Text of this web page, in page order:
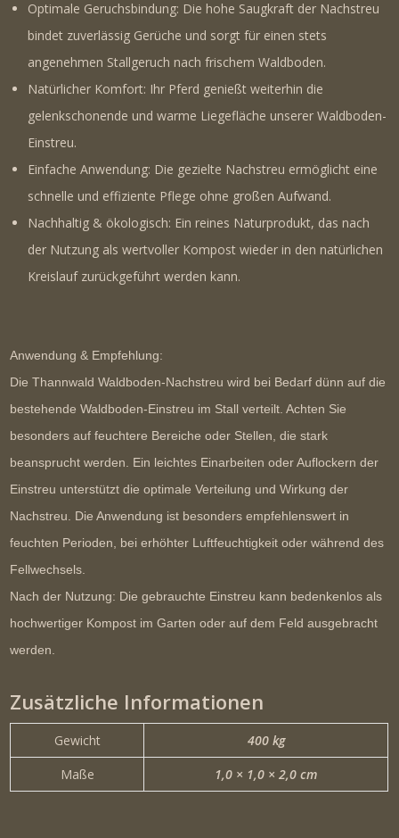
Optimale Geruchsbindung: Die hohe Saugkraft der Nachstreu
bindet zuverlässig Gerüche und sorgt für einen stets
angenehmen Stallgeruch nach frischem Waldboden.
Natürlicher Komfort: Ihr Pferd genießt weiterhin die
gelenkschonende und warme Liegefläche unserer Waldboden-
Einstreu.
Einfache Anwendung: Die gezielte Nachstreu ermöglicht eine
schnelle und effiziente Pflege ohne großen Aufwand.
Nachhaltig & ökologisch: Ein reines Naturprodukt, das nach
der Nutzung als wertvoller Kompost wieder in den natürlichen
Kreislauf zurückgeführt werden kann.
Anwendung & Empfehlung:
Die Thannwald Waldboden-Nachstreu wird bei Bedarf dünn auf die
bestehende Waldboden-Einstreu im Stall verteilt. Achten Sie
besonders auf feuchtere Bereiche oder Stellen, die stark
beansprucht werden. Ein leichtes Einarbeiten oder Auflockern der
Einstreu unterstützt die optimale Verteilung und Wirkung der
Nachstreu. Die Anwendung ist besonders empfehlenswert in
feuchten Perioden, bei erhöhter Luftfeuchtigkeit oder während des
Fellwechsels.
Nach der Nutzung: Die gebrauchte Einstreu kann bedenkenlos als
hochwertiger Kompost im Garten oder auf dem Feld ausgebracht
werden.
Zusätzliche Informationen
Gewicht
400 kg
Maße
1,0 × 1,0 × 2,0 cm